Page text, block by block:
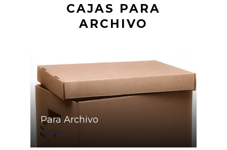
CAJAS PARA
ARCHIVO
Para Archivo